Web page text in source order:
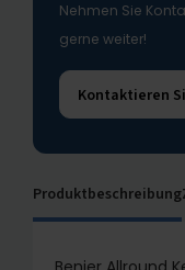
Nehmen Sie
gerne weiter!
Kontaktieren
Produktbeschreibung